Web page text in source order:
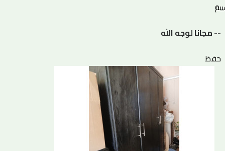
0 التقييم
-- مجانا لوجه الله
حفظ